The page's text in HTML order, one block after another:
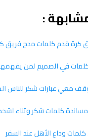
:
كرة قدم كلمات مدح فريق
في الصميم لمن
معي عبارات شكر للناس
كلمات شكر وثناء
كلمات وداع الأهل عند السفر